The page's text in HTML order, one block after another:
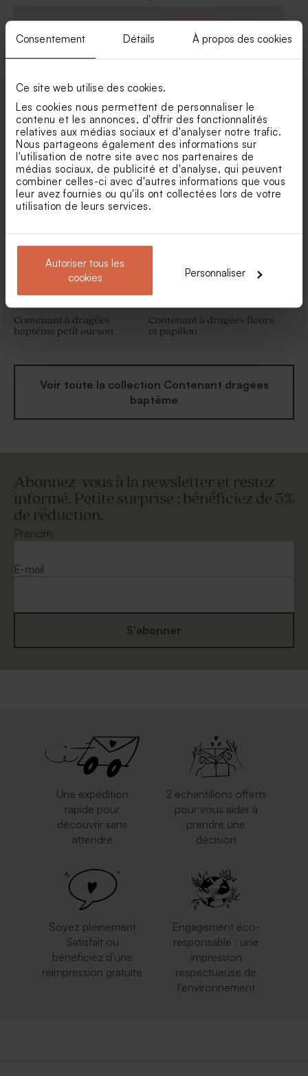
Consentement Détails À propos des cookies
Ce site web utilise des cookies.
Les cookies nous permettent de personnaliser le
contenu et les annonces, d'offrir des fonctionnalités
relatives aux médias sociaux et d'analyser notre trafic.
Nous partageons également des informations sur
l'utilisation de notre site avec nos partenaires de
médias sociaux, de publicité et d'analyse, qui peuvent
combiner celles-ci avec d'autres informations que vous
leur avez fournies ou qu'ils ont collectées lors de votre
utilisation de leurs services.
Autoriser tous les
cookies
Personnaliser
Contenant à dragées
rayures couleur peps
Etui à dragées baptême
bouquet floral
Contenant à dragées
baptême petit ourson
Contenant à dragées fleurs
et papillon
Voir toute la collection Contenant dragées
baptême
Abonnez-vous à la newsletter et restez
informé. Petite surprise : bénéficiez de 5%
de réduction.
Prénom
E-mail
S'abonner
Une expédition
rapide pour
découvrir sans
attendre
2 échantillons offerts
pour vous aider à
prendre une
décision
Soyez pleinement
Satisfait ou
bénéficiez d'une
réimpression gratuite
Engagement éco-
responsable : une
impression
respectueuse de
l'environnement